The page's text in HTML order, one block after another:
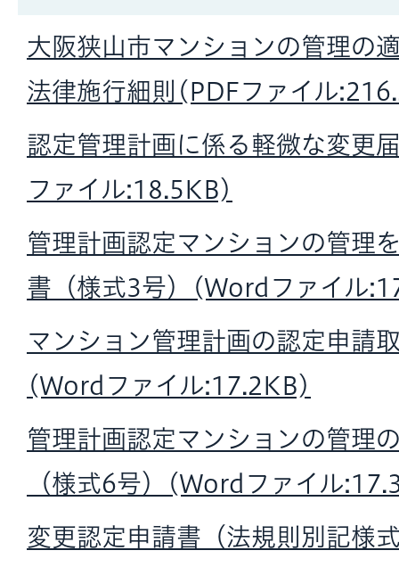
大阪狭山市マンションの管理の
法律施行細則(PDFファイル
認定管理計画に係る軽微な変更
ファイル:18.5KB)
管理計画認定マンションの管理
書（様式3号）(Wordファイル
マンション管理計画の認定申請
(Wordファイル:17.2KB)
管理計画認定マンションの管理
（様式6号）(Wordファイル
変更認定申請書（法規則別記様